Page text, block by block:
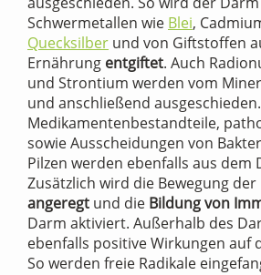
Schwermetallen wie Blei,
Quecksilber und von Giftstoffen
Ernährung entgiftet. Auch
und Strontium werden vom
und anschließend
Medikamentenbestandteile,
sowie Ausscheidungen von
Pilzen werden ebenfalls aus dem
Zusätzlich wird die Bewegung der
angeregt und die Bildung von
Darm aktiviert. Außerhalb des
ebenfalls positive Wirkungen auf
So werden freie Radikale